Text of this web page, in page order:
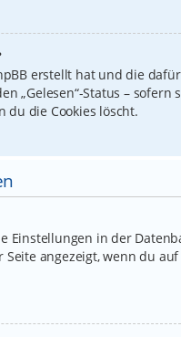
erstellt hat und die
„Gelesen“-Status –
du die Cookies löscht.
in der
angezeigt, wenn du